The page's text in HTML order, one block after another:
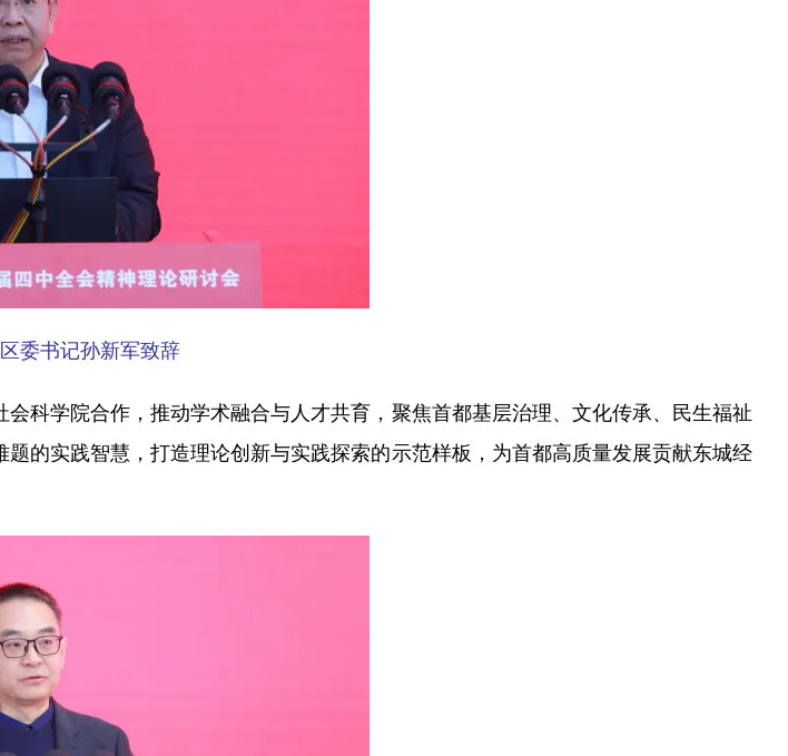
委书记孙新军致辞
学院合作，推动学术融合与人才共育，聚焦首都基层治理、文化传承、民生福祉
的实践智慧，打造理论创新与实践探索的示范样板，为首都高质量发展贡献东城经